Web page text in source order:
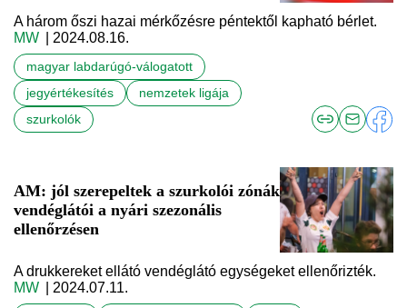
A három őszi hazai mérkőzésre péntektől kapható bérlet.
MW
| 2024.08.16.
magyar labdarúgó-válogatott
jegyértékesítés
nemzetek ligája
szurkolók
AM: jól szerepeltek a szurkolói zónák
vendéglátói a nyári szezonális
ellenőrzésen
A drukkereket ellátó vendéglátó egységeket ellenőrizték.
MW
| 2024.07.11.